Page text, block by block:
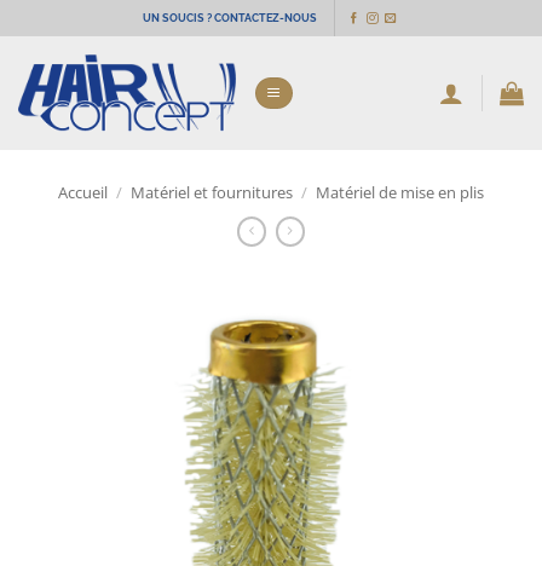
au
contenu
UN SOUCIS ? CONTACTEZ-NOUS
Accueil / Matériel et fournitures / Matériel de mise en plis